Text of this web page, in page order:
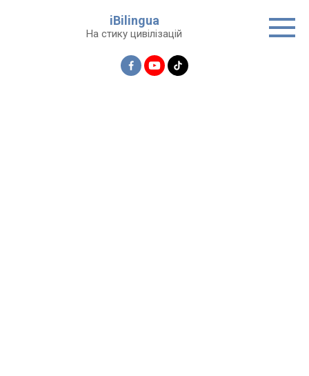
iBilingua
На стику цивілізацій